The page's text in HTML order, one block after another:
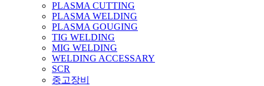
PLASMA CUTTING
PLASMA WELDING
PLASMA GOUGING
TIG WELDING
MIG WELDING
WELDING ACCESSARY
SCR
중고장비